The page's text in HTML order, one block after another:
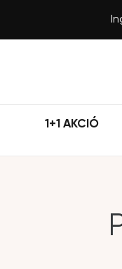
1+1 AKCIÓ